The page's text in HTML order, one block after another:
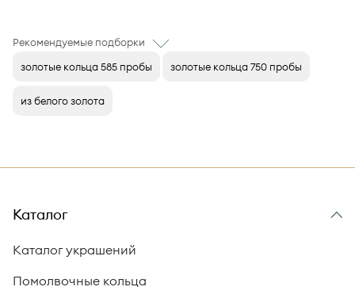
Рекомендуемые подборки
золотые кольца 585 пробы
золотые кольца 750 пробы
из белого золота
Каталог
Каталог украшений
Помолвочные кольца